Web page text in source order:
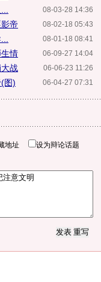
08-03-28 14:36
08-02-18 05:43
帝
08-01-18 08:41
06-09-27 14:04
情
06-06-23 11:26
战
06-04-27 07:31
图)
地址 设为辩论话题